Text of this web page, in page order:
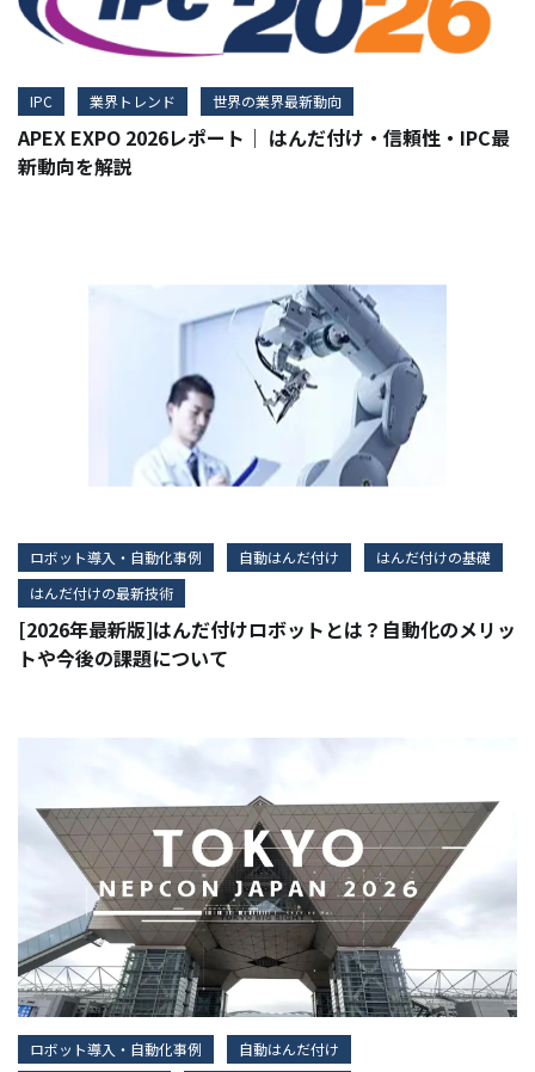
IPC 業界トレンド 世界の業界最新動向
APEX EXPO 2026レポート｜ はんだ付け・信頼性・IPC最
新動向を解説
ロボット導入・自動化事例 自動はんだ付け
はんだ付けの基礎
はんだ付けの最新技術
[2026年最新版]はんだ付けロボットとは？自動化のメリッ
トや今後の課題について
ロボット導入・自動化事例
自動はんだ付け